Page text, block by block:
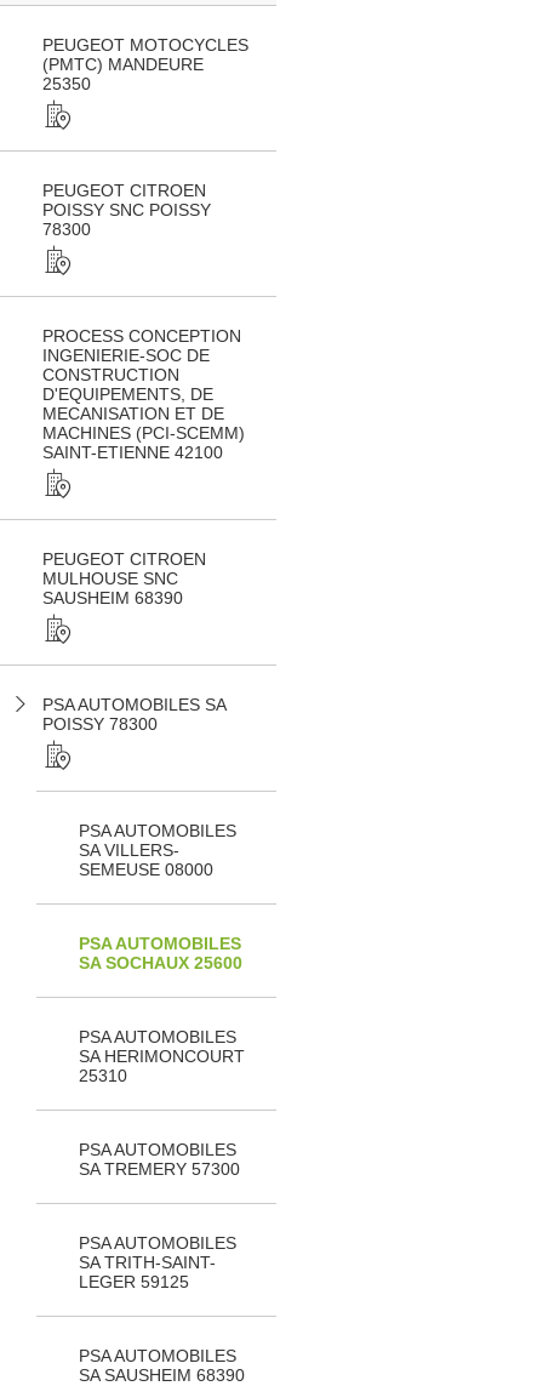
PEUGEOT MOTOCYCLES
(PMTC) MANDEURE
25350
PEUGEOT CITROEN
POISSY SNC POISSY
78300
PROCESS CONCEPTION
INGENIERIE-SOC DE
CONSTRUCTION
D'EQUIPEMENTS, DE
MECANISATION ET DE
MACHINES (PCI-SCEMM)
SAINT-ETIENNE 42100
PEUGEOT CITROEN
MULHOUSE SNC
SAUSHEIM 68390
PSA AUTOMOBILES SA
POISSY 78300
PSA AUTOMOBILES
SA VILLERS-
SEMEUSE 08000
PSA AUTOMOBILES
SA SOCHAUX 25600
PSA AUTOMOBILES
SA HERIMONCOURT
25310
PSA AUTOMOBILES
SA TREMERY 57300
PSA AUTOMOBILES
SA TRITH-SAINT-
LEGER 59125
PSA AUTOMOBILES
SA SAUSHEIM 68390